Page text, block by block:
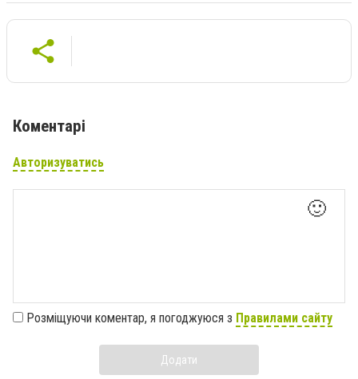
Коментарі
Авторизуватись
🙂
Розміщуючи коментар, я погоджуюся з Правилами сайту
Додати